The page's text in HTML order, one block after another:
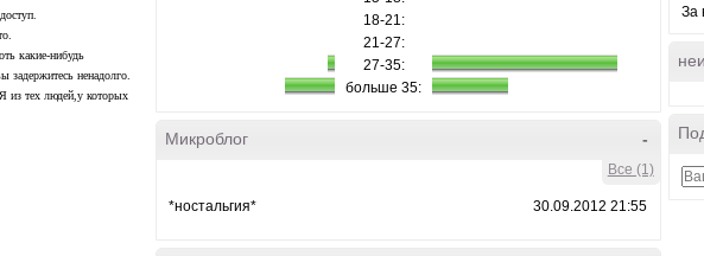
о.
какие-нибудь
задержитесь ненадолго.
из тех людей,у которых
18-21:
21-27:
27-35:
больше 35:
-
Микроблог
Все (1)
*ностальгия* 30.09.2012 21:55
За